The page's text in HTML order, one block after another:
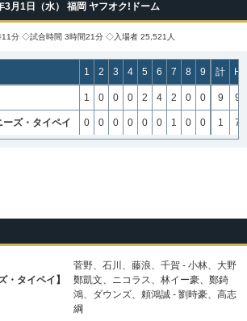
3月1日（水） 福岡 ヤフオク!ドーム
分 ◇試合時間 3時間21分 ◇入場者 25,521人
1 2 3 4 5 6 7 8 9 計 H
1 0 0 0 2 4 2 0 0 9 9
ズ・タイペイ 0 0 0 0 0 0 1 0 0 1 7
菅野、石川、藤浪、千賀 - 小林、大野
・タイペイ】
鄭凱文、ニコラス、林イー豪、鄭錡
鴻、ダウンズ、頼鴻誠 - 劉時豪、高志
綱